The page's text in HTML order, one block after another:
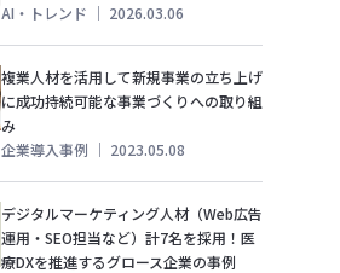
AI・トレンド ｜ 2026.03.06
複業人材を活用して新規事業の立ち上げ
に成功持続可能な事業づくりへの取り組
み
企業導入事例 ｜ 2023.05.08
デジタルマーケティング人材（Web広告
運用・SEO担当など）計7名を採用！医
療DXを推進するグロース企業の事例